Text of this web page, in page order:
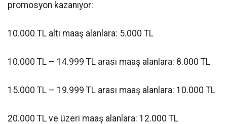
promosyon kazanıyor:
10.000 TL altı maaş alanlara: 5.000 TL
10.000 TL – 14.999 TL arası maaş alanlara: 8.000 TL
15.000 TL – 19.999 TL arası maaş alanlara: 10.000 TL
20.000 TL ve üzeri maaş alanlara: 12.000 TL